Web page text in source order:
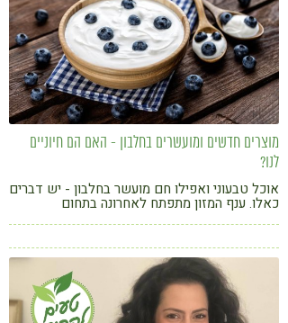
מוצרים חדשים ומועשרים בחלבון - האם הם חיוניים
לנו?
אוכל טבעוני ואפילו חם מועשר בחלבון - יש דברים
כאלו. ענף המזון מתפתח לאחרונה בתחום
כל המידע והמלצות מדיאטניות - לפניכם